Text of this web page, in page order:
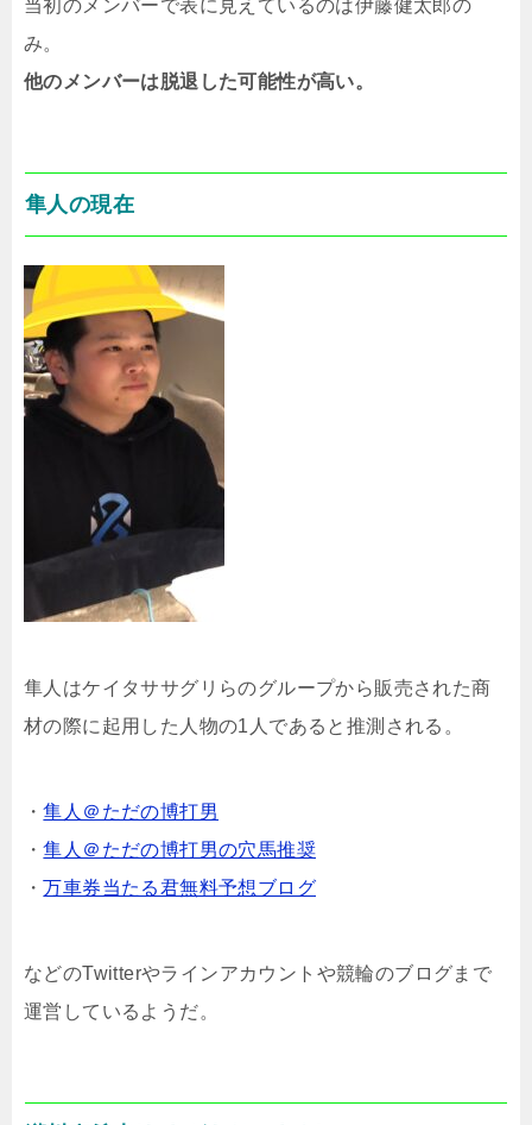
当初のメンバーで表に見えているのは伊藤健太郎の
み。
他のメンバーは脱退した可能性が高い。
隼人の現在
隼人はケイタササグリらのグループから販売された商
材の際に起用した人物の1人であると推測される。
・隼人＠ただの博打男
・隼人＠ただの博打男の穴馬推奨
・万車券当たる君無料予想ブログ
などのTwitterやラインアカウントや競輪のブログまで
運営しているようだ。